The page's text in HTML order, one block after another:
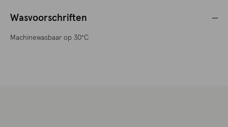
Wasvoorschriften
Machinewasbaar op 30°C